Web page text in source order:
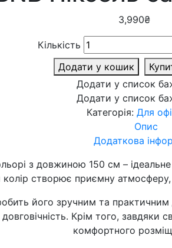
3,990₴
Кількість
Додати у кошик
Додати у список
Додати у список
Категорія: Для
Опис
Додаткова
з довжиною 150 см –
створює приємну
його зручним та
довговічність. Крім того,
комфортного